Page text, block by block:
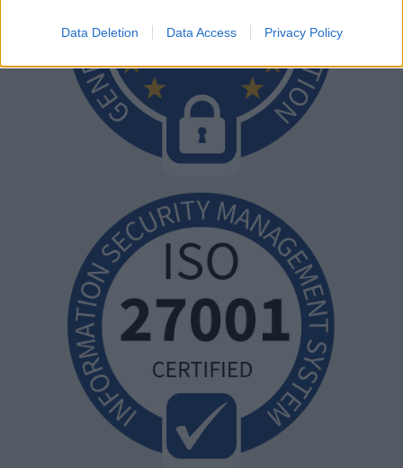
Data Deletion Data Access Privacy Policy